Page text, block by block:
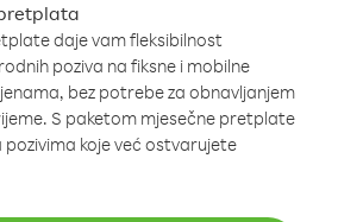
daje vam fleksibilnost
poziva na fiksne i mobilne
bez potrebe za obnavljanjem
S paketom mjesečne pretplate
koje već ostvarujete